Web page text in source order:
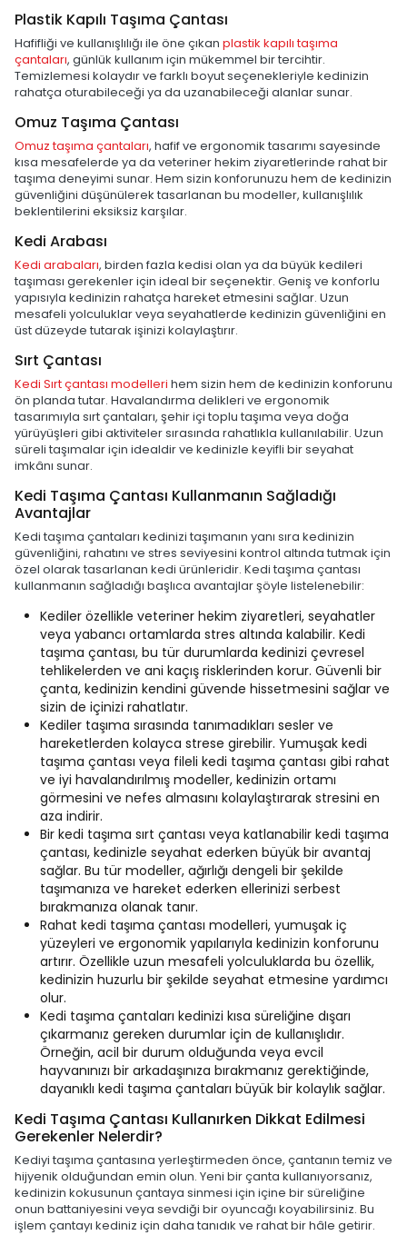
Plastik Kapılı Taşıma Çantası
Hafifliği ve kullanışlılığı ile öne çıkan plastik kapılı taşıma
çantaları, günlük kullanım için mükemmel bir tercihtir.
Temizlemesi kolaydır ve farklı boyut seçenekleriyle kedinizin
rahatça oturabileceği ya da uzanabileceği alanlar sunar.
Omuz Taşıma Çantası
Omuz taşıma çantaları, hafif ve ergonomik tasarımı sayesinde
kısa mesafelerde ya da veteriner hekim ziyaretlerinde rahat bir
taşıma deneyimi sunar. Hem sizin konforunuzu hem de kedinizin
güvenliğini düşünülerek tasarlanan bu modeller, kullanışlılık
beklentilerini eksiksiz karşılar.
Kedi Arabası
Kedi arabaları, birden fazla kedisi olan ya da büyük kedileri
taşıması gerekenler için ideal bir seçenektir. Geniş ve konforlu
yapısıyla kedinizin rahatça hareket etmesini sağlar. Uzun
mesafeli yolculuklar veya seyahatlerde kedinizin güvenliğini en
üst düzeyde tutarak işinizi kolaylaştırır.
Sırt Çantası
Kedi Sırt çantası modelleri hem sizin hem de kedinizin konforunu
ön planda tutar. Havalandırma delikleri ve ergonomik
tasarımıyla sırt çantaları, şehir içi toplu taşıma veya doğa
yürüyüşleri gibi aktiviteler sırasında rahatlıkla kullanılabilir. Uzun
süreli taşımalar için idealdir ve kedinizle keyifli bir seyahat
imkânı sunar.
Kedi Taşıma Çantası Kullanmanın Sağladığı
Avantajlar
Kedi taşıma çantaları kedinizi taşımanın yanı sıra kedinizin
güvenliğini, rahatını ve stres seviyesini kontrol altında tutmak için
özel olarak tasarlanan kedi ürünleridir. Kedi taşıma çantası
kullanmanın sağladığı başlıca avantajlar şöyle listelenebilir:
Kediler özellikle veteriner hekim ziyaretleri, seyahatler
veya yabancı ortamlarda stres altında kalabilir. Kedi
taşıma çantası, bu tür durumlarda kedinizi çevresel
tehlikelerden ve ani kaçış risklerinden korur. Güvenli bir
çanta, kedinizin kendini güvende hissetmesini sağlar ve
sizin de içinizi rahatlatır.
Kediler taşıma sırasında tanımadıkları sesler ve
hareketlerden kolayca strese girebilir. Yumuşak kedi
taşıma çantası veya fileli kedi taşıma çantası gibi rahat
ve iyi havalandırılmış modeller, kedinizin ortamı
görmesini ve nefes almasını kolaylaştırarak stresini en
aza indirir.
Bir kedi taşıma sırt çantası veya katlanabilir kedi taşıma
çantası, kedinizle seyahat ederken büyük bir avantaj
sağlar. Bu tür modeller, ağırlığı dengeli bir şekilde
taşımanıza ve hareket ederken ellerinizi serbest
bırakmanıza olanak tanır.
Rahat kedi taşıma çantası modelleri, yumuşak iç
yüzeyleri ve ergonomik yapılarıyla kedinizin konforunu
artırır. Özellikle uzun mesafeli yolculuklarda bu özellik,
kedinizin huzurlu bir şekilde seyahat etmesine yardımcı
olur.
Kedi taşıma çantaları kedinizi kısa süreliğine dışarı
çıkarmanız gereken durumlar için de kullanışlıdır.
Örneğin, acil bir durum olduğunda veya evcil
hayvanınızı bir arkadaşınıza bırakmanız gerektiğinde,
dayanıklı kedi taşıma çantaları büyük bir kolaylık sağlar.
Kedi Taşıma Çantası Kullanırken Dikkat Edilmesi
Gerekenler Nelerdir?
Kediyi taşıma çantasına yerleştirmeden önce, çantanın temiz ve
hijyenik olduğundan emin olun. Yeni bir çanta kullanıyorsanız,
kedinizin kokusunun çantaya sinmesi için içine bir süreliğine
onun battaniyesini veya sevdiği bir oyuncağı koyabilirsiniz. Bu
işlem çantayı kediniz için daha tanıdık ve rahat bir hâle getirir.